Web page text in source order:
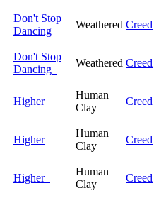
Don't Stop
Dancing
Weathered Creed
Don't Stop
Dancing
Weathered Creed
Higher
Human
Clay
Creed
Higher
Human
Clay
Creed
Higher
Human
Clay
Creed